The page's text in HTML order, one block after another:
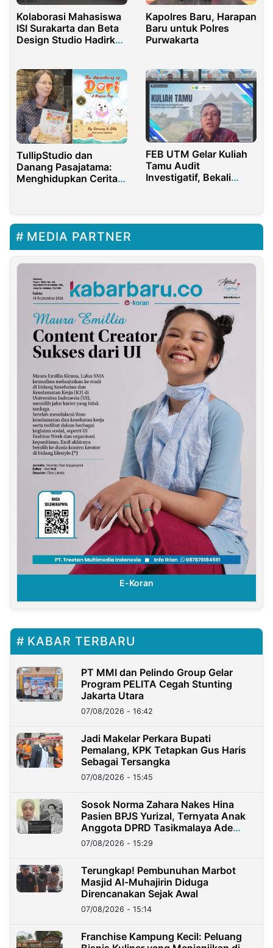
Kolaborasi Mahasiswa
ISI Surakarta dan Beta
Design Studio Hadirkan
Kapolres Baru, Harapan
Baru untuk Polres
Purwakarta
TullipStudio dan
Danang Pasajatama:
Menghidupkan Cerita
FEB UTM Gelar Kuliah
Tamu Audit
Investigatif, Bekali
MEDIA PARTNER
E-Koran
KABAR TERBARU
PT MMI dan Pelindo Group Gelar
Program PELITA Cegah Stunting
Jakarta Utara
07/08/2026 - 16:42
Jadi Makelar Perkara Bupati
Pemalang, KPK Tetapkan Gus Haris
Sebagai Tersangka
07/08/2026 - 15:45
Sosok Norma Zahara Nakes Hina
Pasien BPJS Yurizal, Ternyata Anak
Anggota DPRD Tasikmalaya Ade
Lukman
07/08/2026 - 15:29
Terungkap! Pembunuhan Marbot
Masjid Al-Muhajirin Diduga
Direncanakan Sejak Awal
07/08/2026 - 15:14
Franchise Kampung Kecil: Peluang